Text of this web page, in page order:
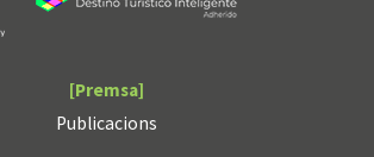
[Premsa]
Publicacions